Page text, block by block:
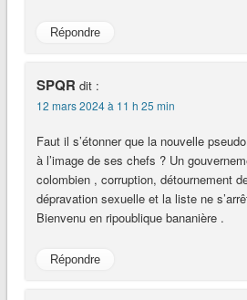
Répondre
SPQR dit :
12 mars 2024 à 11 h 25 min
Faut il s’étonner que la nouvelle
à l’image de ses chefs ? Un
colombien , corruption, détournement
dépravation sexuelle et la liste ne
Bienvenu en ripoublique bananière .
Répondre